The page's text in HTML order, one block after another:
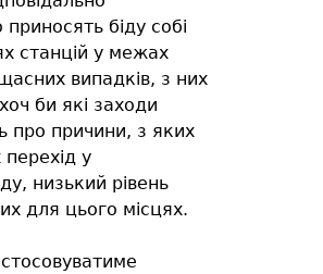
біду собі
станцій у межах
випадків, з них
би які заходи
про причини, з яких
у
низький рівень
для цього місцях.